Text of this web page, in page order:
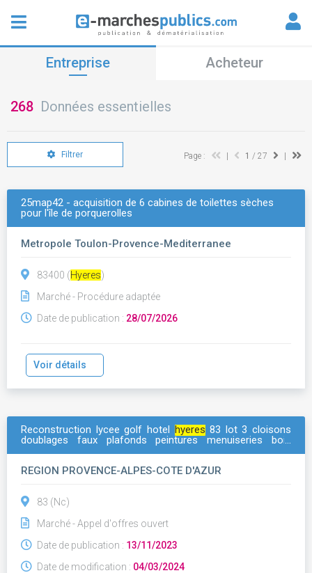
Entreprise Acheteur
268 Données essentielles
Filtrer Page : 1 / 27
25map42 - acquisition de 6 cabines de toilettes sèches
pour l'île de porquerolles
Metropole Toulon-Provence-Mediterranee
83400 (Hyeres)
Marché - Procédure adaptée
Date de publication : 28/07/2026
Voir détails
Reconstruction lycee golf hotel hyeres 83 lot 3 cloisons
doublages faux plafonds peintures menuiseries bois
sportifs
REGION PROVENCE-ALPES-COTE D'AZUR
83 (Nc)
Marché - Appel d'offres ouvert
Date de publication : 13/11/2023
Date de modification : 04/03/2024